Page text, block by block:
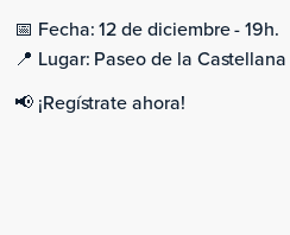
📅 Fecha: 12 de diciembre - 19h.
📍 Lugar: Paseo de la
📢 ¡Regístrate ahora!